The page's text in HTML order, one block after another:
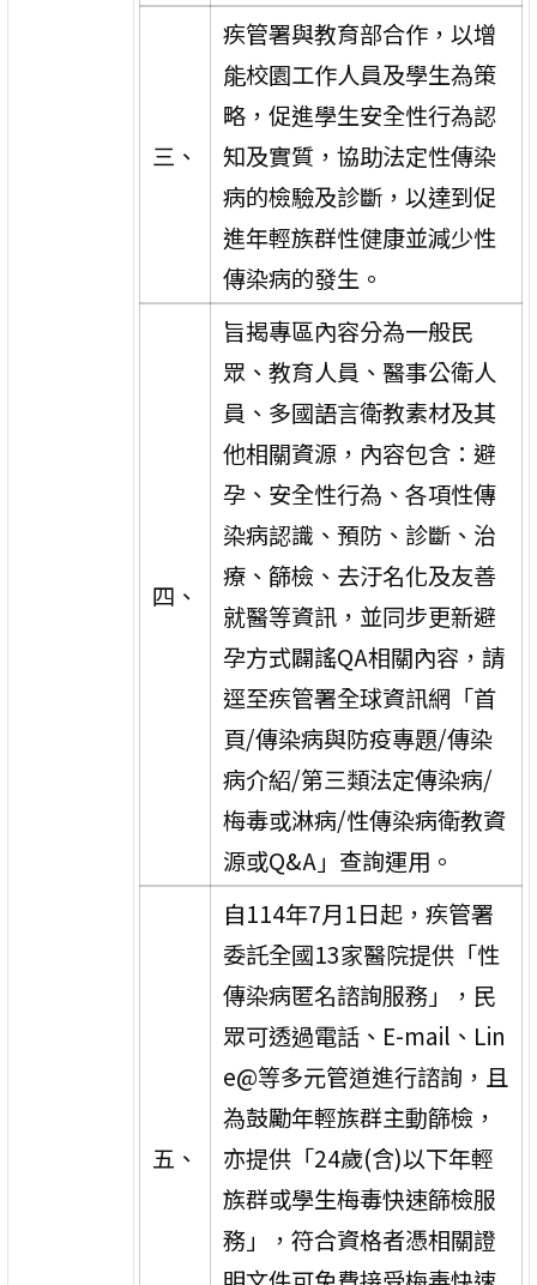
三、
疾管署與教育部合作，以增
能校園工作人員及學生為策
略，促進學生安全性行為認
知及實質，協助法定性傳染
病的檢驗及診斷，以達到促
進年輕族群性健康並減少性
傳染病的發生。
四、
旨揭專區內容分為一般民
眾、教育人員、醫事公衛人
員、多國語言衛教素材及其
他相關資源，內容包含：避
孕、安全性行為、各項性傳
染病認識、預防、診斷、治
療、篩檢、去汙名化及友善
就醫等資訊，並同步更新避
孕方式闢謠QA相關內容，請
逕至疾管署全球資訊網「首
頁/傳染病與防疫專題/傳染
病介紹/第三類法定傳染病/
梅毒或淋病/性傳染病衛教資
源或Q&A」查詢運用。
五、
自114年7月1日起，疾管署
委託全國13家醫院提供「性
傳染病匿名諮詢服務」，民
眾可透過電話、E-mail、Lin
e@等多元管道進行諮詢，且
為鼓勵年輕族群主動篩檢，
亦提供「24歲(含)以下年輕
族群或學生梅毒快速篩檢服
務」，符合資格者憑相關證